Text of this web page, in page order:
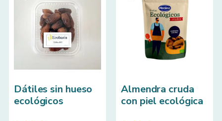
Dátiles sin hueso
ecológicos
Almendra cruda
con piel ecológica